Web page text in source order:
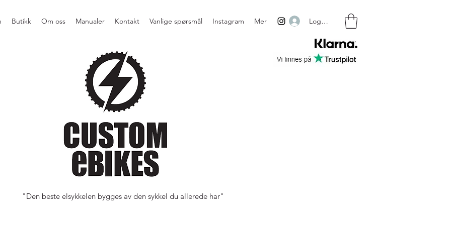
Butikk Om oss Manualer Kontakt Vanlige spørsmål Instagram Mer Logg inn
"Den beste elsykkelen bygges av den sykkel du allerede har"